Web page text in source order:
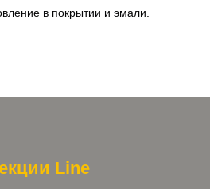
в покрытии и эмали.
Line